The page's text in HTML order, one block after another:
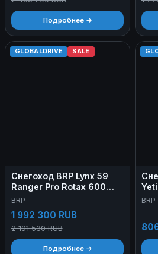
Подробнее →
GLOBALDRIVE SALE
Снегоход BRP Lynx 59
Ranger Pro Rotax 600
Ace
BRP
1 992 300 RUB
2 191 530 RUB
Подробнее →
BRP